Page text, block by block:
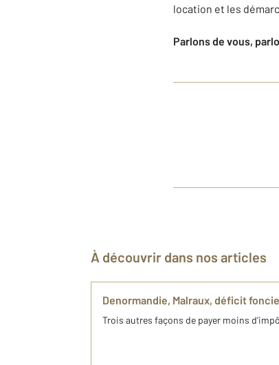
location et les
Parlons de vous,
À découvrir dans nos articles
Denormandie, Malraux, déficit
Trois autres façons de payer moins